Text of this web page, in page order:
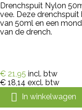
Drenchspuit Nylon
vee. Deze
van 50ml en een
van de drench.
€ 21,95 incl. btw
€ 18,14 excl. btw
 In winkelwagen